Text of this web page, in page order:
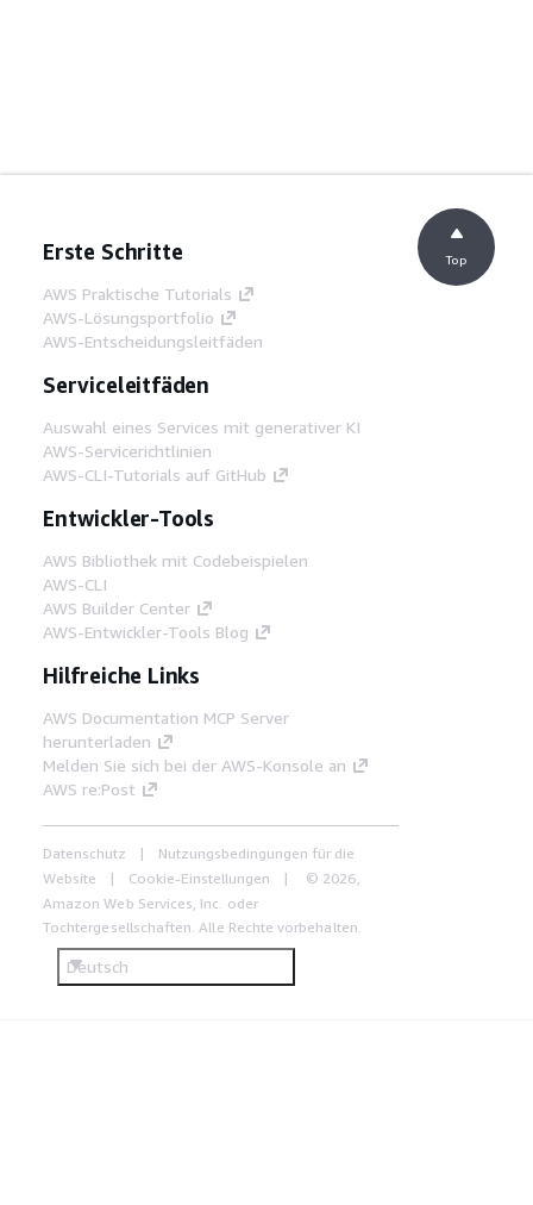
Erste Schritte
AWS Praktische Tutorials
AWS-Lösungsportfolio
AWS-Entscheidungsleitfäden
Serviceleitfäden
Auswahl eines Services mit generativer KI
AWS-Servicerichtlinien
AWS-CLI-Tutorials auf GitHub
Entwickler-Tools
AWS Bibliothek mit Codebeispielen
AWS-CLI
AWS Builder Center
AWS-Entwickler-Tools Blog
Hilfreiche Links
AWS Documentation MCP Server
herunterladen
Melden Sie sich bei der AWS-Konsole an
AWS re:Post
Datenschutz
Nutzungsbedingungen für die
Website
Cookie-Einstellungen
© 2026,
Amazon Web Services, Inc. oder
Tochtergesellschaften. Alle Rechte vorbehalten.
Deutsch
Top